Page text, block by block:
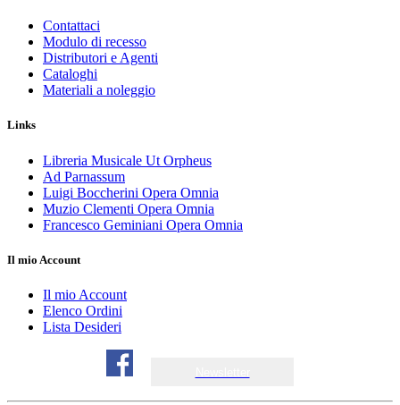
Contattaci
Modulo di recesso
Distributori e Agenti
Cataloghi
Materiali a noleggio
Links
Libreria Musicale Ut Orpheus
Ad Parnassum
Luigi Boccherini Opera Omnia
Muzio Clementi Opera Omnia
Francesco Geminiani Opera Omnia
Il mio Account
Il mio Account
Elenco Ordini
Lista Desideri